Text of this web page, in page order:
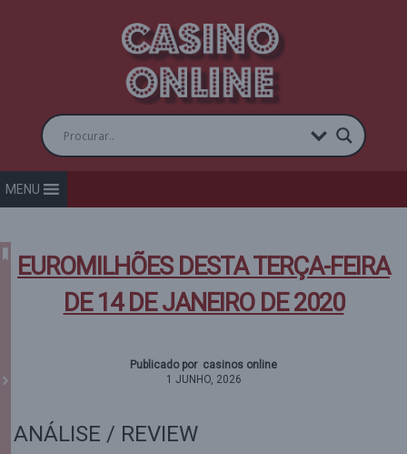
MENU
EUROMILHÕES DESTA TERÇA-FEIRA
DE 14 DE JANEIRO DE 2020
Publicado por casinos online
1 JUNHO, 2026
ANÁLISE / REVIEW